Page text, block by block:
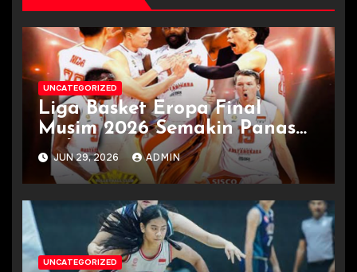
UNCATEGORIZED
Liga Basket Eropa Final
Musim 2026 Semakin Panas
Terkini
JUN 29, 2026 ADMIN
UNCATEGORIZED